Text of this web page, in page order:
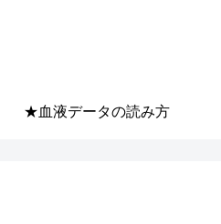
★血液データの読み方